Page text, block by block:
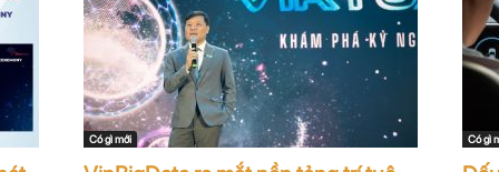
Có gì mới Có gì